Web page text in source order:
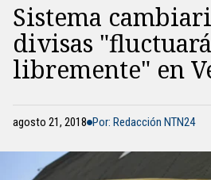
Sistema
divisas "fluctuará
libremente" en
agosto 21, 2018 Por: Redacción NTN24